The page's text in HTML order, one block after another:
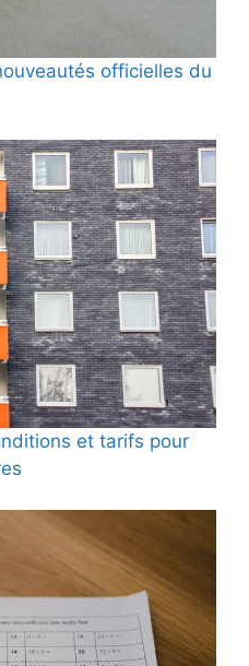
officielles du
et tarifs pour